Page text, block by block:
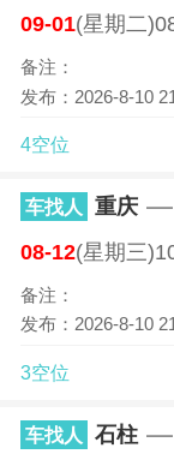
09-01(星期二
备注：
发布：2026-8-10
4空位
车找人 重庆
08-12(星期三
备注：
发布：2026-8-10
3空位
车找人 石柱